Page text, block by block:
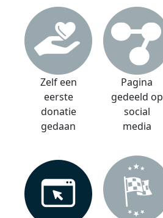
Zelf een
eerste
donatie
gedaan
Pagina
gedeeld op
social
media